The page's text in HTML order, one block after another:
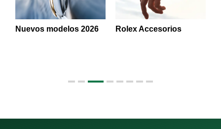
Nuevos modelos 2026 Rolex Accesorios
4 5 6 7 8